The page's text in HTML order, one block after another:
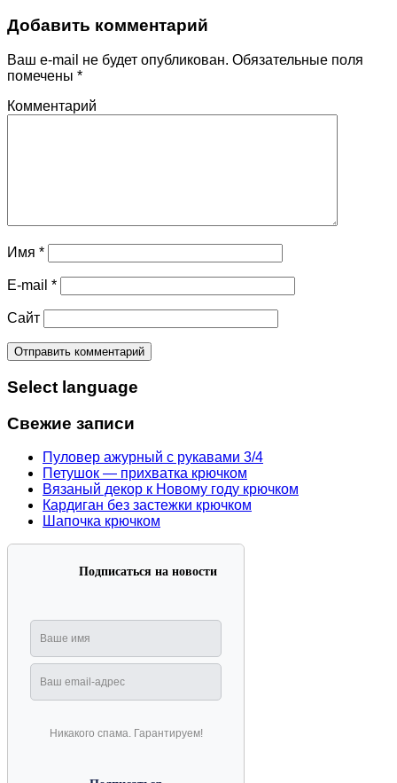
Добавить комментарий
Ваш e-mail не будет опубликован. Обязательные поля
помечены *
Комментарий
Имя *
E-mail *
Сайт
Select language
Свежие записи
Пуловер ажурный с рукавами 3/4
Петушок — прихватка крючком
Вязаный декор к Новому году крючком
Кардиган без застежки крючком
Шапочка крючком
Подписаться на новости
Никакого спама. Гарантируем!